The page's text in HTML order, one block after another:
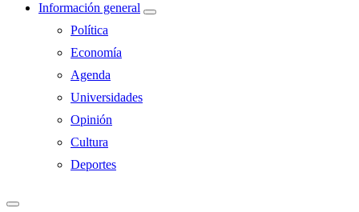
Información general
Política
Economía
Agenda
Universidades
Opinión
Cultura
Deportes